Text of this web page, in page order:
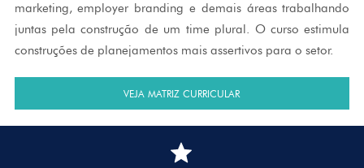
marketing, employer branding e demais áreas trabalhando
juntas pela construção de um time plural. O curso estimula
construções de planejamentos mais assertivos para o setor.
VEJA MATRIZ CURRICULAR